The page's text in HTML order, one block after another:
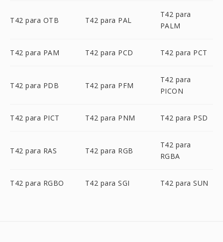
T42 para OTB T42 para PAL
T42 para
PALM
T42 para PAM T42 para PCD T42 para PCT
T42 para PDB T42 para PFM
T42 para
PICON
T42 para PICT T42 para PNM T42 para PSD
T42 para RAS T42 para RGB
T42 para
RGBA
T42 para RGBO T42 para SGI T42 para SUN